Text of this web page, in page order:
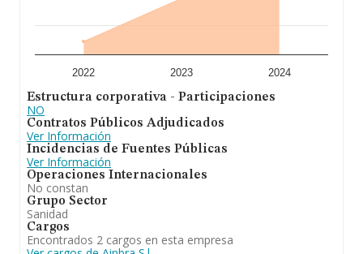
ulterior información de interés en el ámbito sectorial,
los empleados de media son 4; la antigüedad desde la
constitución es de 13 años.
En conclusión, la actividad deAinbra S.Lestá enfocada
en laboratorio salud publica, con funciones
la consejeria de salud de la junta de andalucia
concretamente analisis, control sanitario de alimentos,
bebidas, agua de. En el ranking de sectores, la compañía
ha escalado posiciones respecto al 2023, aunque en el
ranking de todas las empresas en el territorio nacional,
ha experimentado un retroceso.
2022 2023 2024
Estructura corporativa - Participaciones
NO
Contratos Públicos Adjudicados
Ver Información
Incidencias de Fuentes Públicas
Ver Información
Operaciones Internacionales
No constan
Grupo Sector
Sanidad
Cargos
Encontrados 2 cargos en esta empresa